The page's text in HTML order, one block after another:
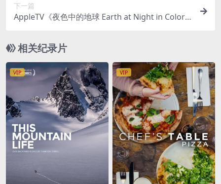
下一篇
AppleTV《夜色中的地球 Earth at Night in Color 2
藏版 4K超清/MKV/29.6G
相关纪录片
VIP VIP